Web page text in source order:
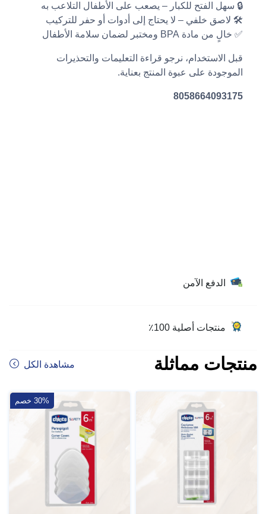
🔒 سهل الفتح للكبار – يصعب على الأطفال التلاعب به
🛠️ لاصق خلفي – لا يحتاج إلى أدوات أو حفر للتركيب
✅ خالٍ من مادة BPA ومختبر لضمان سلامة الأطفال
قبل الاستخدام، نرجو قراءة التعليمات والتحذيرات
الموجودة على عبوة المنتج بعناية.
8058664093175
الدفع الآمن
منتجات أصلية 100٪
منتجات مماثلة مشاهدة الكل
30% خصم